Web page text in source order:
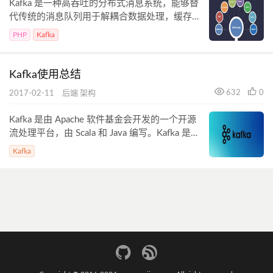
Kafka 是一种高吞吐的分布式消息系统，能够替
代传统的消息队列用于解耦合数据处理，缓存未
处理消息等，同时具有更高的吞吐率，支持分
区、多副本、冗余，因此被广泛用于大规模消息
PHP Kafka
Kafka使用总结
2017-02-11 后端 架构 632 0
Kafka 是由 Apache 软件基金会开发的一个开源
流处理平台，由 Scala 和 Java 编写。Kafka 是一
种高吞吐量的分布式发布订阅消息系统，它可以
处理消费者在网站中的所有动作流数据。
Kafka